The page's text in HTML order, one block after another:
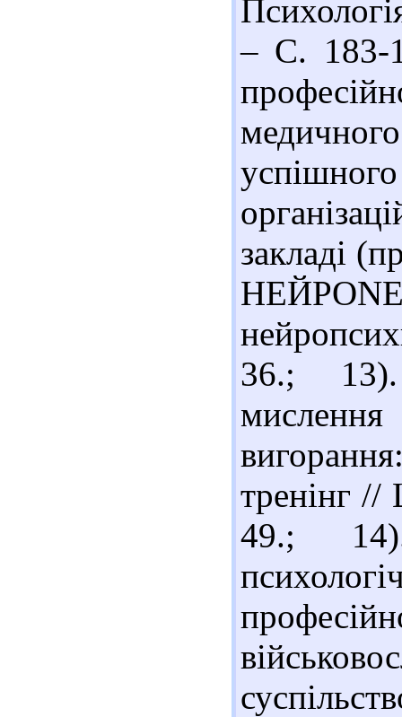
– С. 183-
закладі
36.;
тренінг
49.;